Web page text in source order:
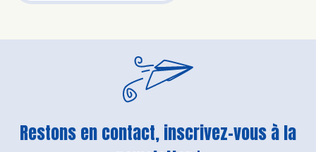
Restons en contact, inscrivez-vous à la